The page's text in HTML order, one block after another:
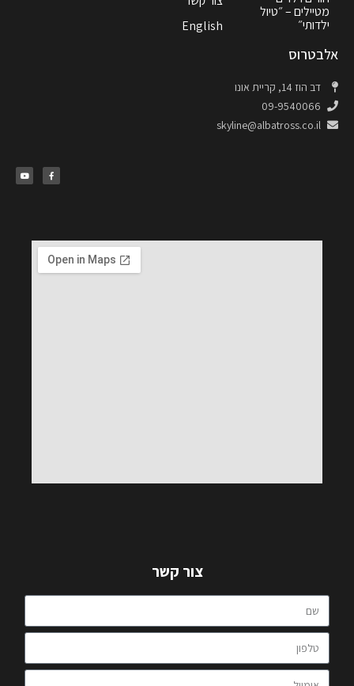
מטיילים – ״טיול
ילדותי״
English
אלבטרוס
דב הוז 14, קריית אונו
09-9540066
skyline@albatross.co.il
צור קשר